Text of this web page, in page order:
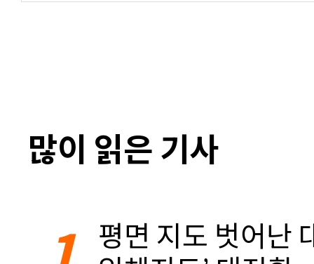
많이 읽은 기사
평면 지도 벗어난